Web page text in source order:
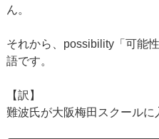
ん。
それから、possibility「可能
語です。
【訳】
難波氏が大阪梅田スクールに